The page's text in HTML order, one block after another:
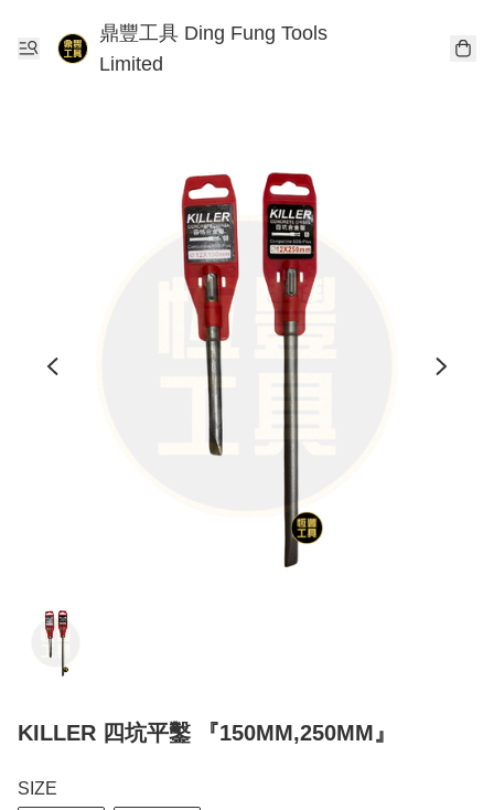
鼎豐工具 Ding Fung Tools
Limited
KILLER 四坑平鑿 『150MM,250MM』
SIZE